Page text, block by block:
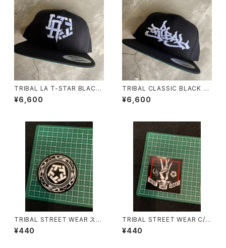
TRIBAL LA T-STAR BLACK
SNAPBACK CAP
¥6,600
TRIBAL CLASSIC BLACK S
NAPBACK CAP
¥6,600
TRIBAL STREET WEAR ステ
ッカー【T-STAR】
¥440
TRIBAL STREET WEAR C/S
PROJECT ステッカー
¥440